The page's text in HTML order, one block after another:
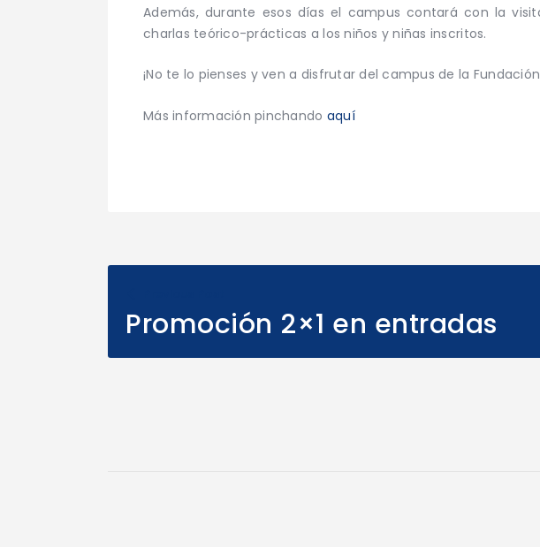
Además, durante esos días el campus contará con la
charlas teórico-prácticas a los niños y niñas inscritos.
¡No te lo pienses y ven a disfrutar del campus de la
Más información pinchando aquí
Promoción 2×1 en entradas